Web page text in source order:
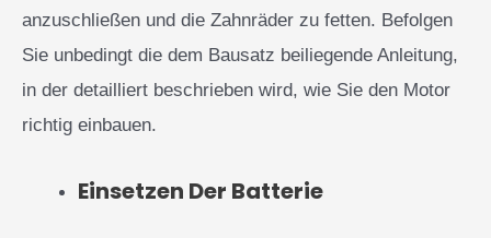
anzuschließen und die Zahnräder zu fetten. Befolgen
Sie unbedingt die dem Bausatz beiliegende Anleitung,
in der detailliert beschrieben wird, wie Sie den Motor
richtig einbauen.
Einsetzen Der Batterie